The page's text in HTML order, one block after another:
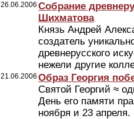
26.06.2006 Собрание
Шихматова
Князь Андрей
создатель
древнерусского
нежели другие
21.06.2006 Образ Георгия
Святой Георгий ≈
День его памяти
ноября и 23 апреля.